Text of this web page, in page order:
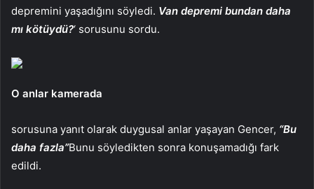
depremini yaşadığını söyledi. Van depremi bundan daha
mı kötüydü?‘ sorusunu sordu.
O anlar kamerada
sorusuna yanıt olarak duygusal anlar yaşayan Gencer, “Bu
daha fazla”Bunu söyledikten sonra konuşamadığı fark
edildi.